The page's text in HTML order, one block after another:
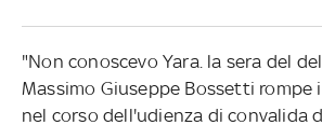
"Non conoscevo Yara. la sera del
Massimo Giuseppe Bossetti rompe
nel corso dell'udienza di convalida